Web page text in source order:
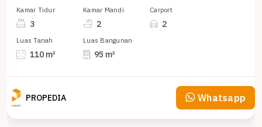
Kamar Tidur
3
Kamar Mandi
2
Carport
2
Luas Tanah
110 m²
Luas Bangunan
95 m²
PROPEDIA Whatsapp